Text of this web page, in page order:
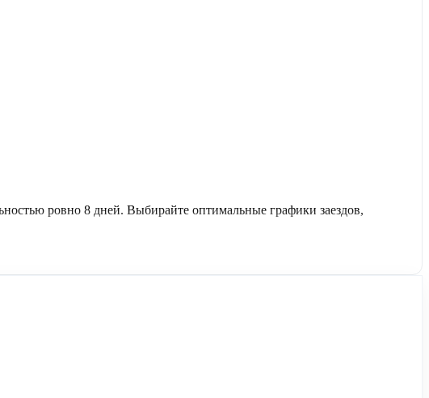
ровно 8 дней. Выбирайте оптимальные графики заездов,